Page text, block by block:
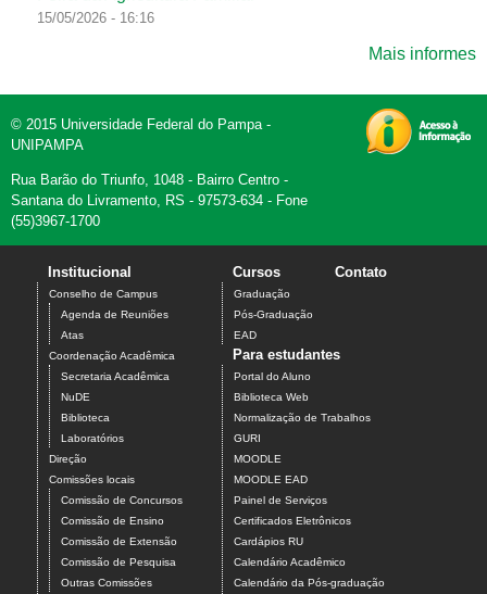
15/05/2026 - 16:16
Mais informes
© 2015 Universidade Federal do Pampa -
UNIPAMPA
Rua Barão do Triunfo, 1048 - Bairro Centro -
Santana do Livramento, RS - 97573-634 - Fone
(55)3967-1700
Institucional
Conselho de Campus
Agenda de Reuniões
Atas
Coordenação Acadêmica
Secretaria Acadêmica
NuDE
Biblioteca
Laboratórios
Direção
Comissões locais
Comissão de Concursos
Comissão de Ensino
Comissão de Extensão
Comissão de Pesquisa
Outras Comissões
Cursos
Graduação
Pós-Graduação
EAD
Contato
Para estudantes
Portal do Aluno
Biblioteca Web
Normalização de Trabalhos
GURI
MOODLE
MOODLE EAD
Painel de Serviços
Certificados Eletrônicos
Cardápios RU
Calendário Acadêmico
Calendário da Pós-graduação